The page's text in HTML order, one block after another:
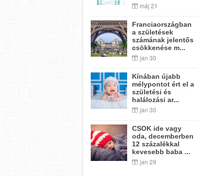
máj 21
Franciaországban
a születések
számának jelentős
csökkenése m...
jan 30
Kínában újabb
mélypontot ért el a
születési és
halálozási ar...
jan 30
CSOK ide vagy
oda, decemberben
12 százalékkal
kevesebb baba ...
jan 29